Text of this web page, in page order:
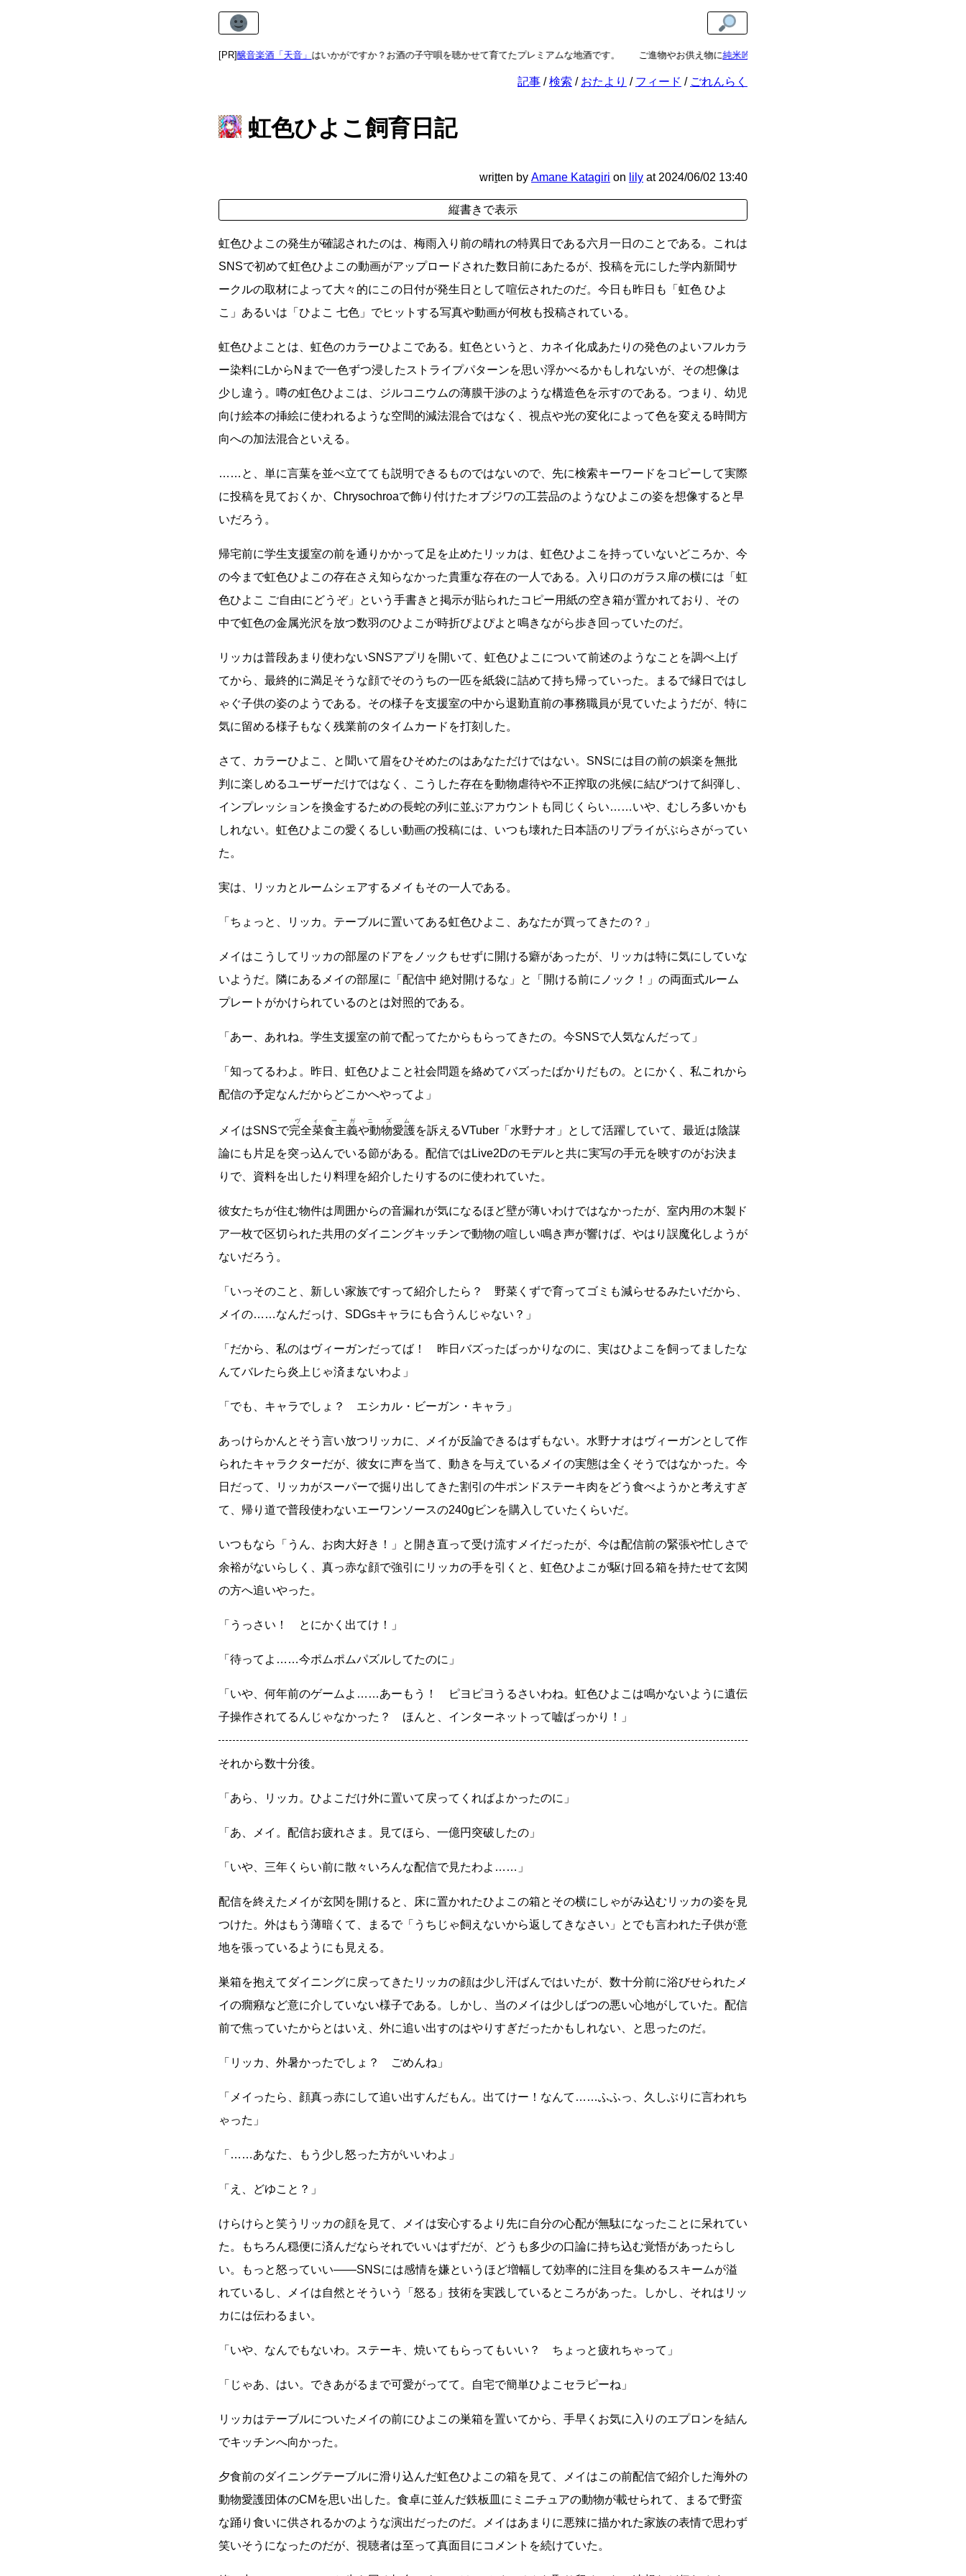
[PR]
純米吟醸音楽酒「天音」 はいかがですか？お酒の子守唄を聴かせて育てたプレミアムな地酒です。 ご進物やお供え物に純米吟醸音楽酒「天音」
記事 検索 おたより フィード ごれんらく
虹色ひよこ飼育日記
written by Amane Katagiri on lily at 2024/06/02 13:40
虹色ひよこの発生が確認されたのは、梅雨入り前の晴れの特異日である六月一日のことである。これは
SNSで初めて虹色ひよこの動画がアップロードされた数日前にあたるが、投稿を元にした学内新聞サ
ークルの取材によって大々的にこの日付が発生日として喧伝されたのだ。今日も昨日も「虹色 ひよ
こ」あるいは「ひよこ 七色」でヒットする写真や動画が何枚も投稿されている。
虹色ひよことは、虹色のカラーひよこである。虹色というと、カネイ化成あたりの発色のよいフルカラ
ー染料にLからNまで一色ずつ浸したストライプパターンを思い浮かべるかもしれないが、その想像は
少し違う。噂の虹色ひよこは、ジルコニウムの薄膜干渉のような構造色を示すのである。つまり、幼児
向け絵本の挿絵に使われるような空間的減法混合ではなく、視点や光の変化によって色を変える時間方
向への加法混合といえる。
…… と、単に言葉を並べ立てても説明できるものではないので、先に検索キーワードをコピーして実際
に投稿を見ておくか、 Chrysochroaで飾り付けたオブジワの工芸品のようなひよこの姿を想像すると早
いだろう。
帰宅前に学生支援室の前を通りかかって足を止めたリッカは、虹色ひよこを持っていないどころか、今
の今まで虹色ひよこの存在さえ知らなかった貴重な存在の一人である。入り口のガラス扉の横には「虹
色ひよこ ご自由にどうぞ」という手書きと掲示が貼られたコピー用紙の空き箱が置かれており、その
中で虹色の金属光沢を放つ数羽のひよこが時折ぴよぴよと鳴きながら歩き回っていたのだ。
リッカは普段あまり使わないSNSアプリを開いて、虹色ひよこについて前述のようなことを調べ上げ
てから、最終的に満足そうな顔でそのうちの一匹を紙袋に詰めて持ち帰っていった。まるで縁日ではし
ゃぐ子供の姿のようである。その様子を支援室の中から退勤直前の事務職員が見ていたようだが、特に
気に留める様子もなく残業前のタイムカードを打刻した。
さて、カラーひよこ、と聞いて眉をひそめたのはあなただけではない。SNSには目の前の娯楽を無批
判に楽しめるユーザーだけではなく、こうした存在を動物虐待や不正搾取の兆候に結びつけて糾弾し、
インプレッションを換金するための長蛇の列に並ぶアカウントも同じくらい……いや、むしろ多いかも
しれない。虹色ひよこの愛くるしい動画の投稿には、いつも壊れた日本語のリプライがぶらさがってい
た。
実は、リッカとルームシェアするメイもその一人である。
「ちょっと、リッカ。テーブルに置いてある虹色ひよこ、あなたが買ってきたの？」
メイはこうしてリッカの部屋のドアをノックもせずに開ける癖があったが、リッカは特に気にしていな
いようだ。隣にあるメイの部屋に「配信中 絶対開けるな」と「開ける前にノック！」の両面式ルーム
プレートがかけられているのとは対照的である。
「あー、あれね。学生支援室の前で配ってたからもらってきたの。今SNSで人気なんだって」
「知ってるわよ。昨日、虹色ひよこと社会問題を絡めてバズったばかりだもの。とにかく、私これから
配信の予定なんだからどこかへやってよ」
メイはSNSで完全菜食主義や動物愛護
ヴィーガニズム
を訴えるVTuber「水野ナオ」として活躍していて、最近は陰謀
論にも片足を突っ込んでいる節がある。配信ではLive2Dのモデルと共に実写の手元を映すのがお決ま
りで、資料を出したり料理を紹介したりするのに使われていた。
彼女たちが住む物件は周囲からの音漏れが気になるほど壁が薄いわけではなかったが、室内用の木製ド
ア一枚で区切られた共用のダイニングキッチンで動物の喧しい鳴き声が響けば、やはり誤魔化しようが
ないだろう。
「いっそのこと、新しい家族ですって紹介したら？ 野菜くずで育ってゴミも減らせるみたいだから、
メイの……なんだっけ、SDGsキャラにも合うんじゃない？」
「だから、私のはヴィーガンだってば！ 昨日バズったばっかりなのに、実はひよこを飼ってましたな
んてバレたら炎上じゃ済まないわよ」
「でも、キャラでしょ？ エシカル・ビーガン・キャラ」
あっけらかんとそう言い放つリッカに、メイが反論できるはずもない。水野ナオはヴィーガンとして作
られたキャラクターだが、彼女に声を当て、動きを与えているメイの実態は全くそうではなかった。今
日だって、リッカがスーパーで掘り出してきた割引の牛ポンドステーキ肉をどう食べようかと考えすぎ
て、帰り道で普段使わないエーワンソースの240gビンを購入していたくらいだ。
いつもなら「うん、お肉大好き！」と開き直って受け流すメイだったが、今は配信前の緊張や忙しさで
余裕がないらしく、真っ赤な顔で強引にリッカの手を引くと、虹色ひよこが駆け回る箱を持たせて玄関
の方へ追いやった。
「うっさい！ とにかく出てけ！」
「待ってよ ……今ポムポムパズルしてたのに」
「いや、何年前のゲームよ ……あーもう！ ピヨピヨうるさいわね。虹色ひよこは鳴かないように遺伝
子操作されてるんじゃなかった？ ほんと、インターネットって嘘ばっかり！」
それから数十分後。
「あら、リッカ。ひよこだけ外に置いて戻ってくればよかったのに」
「あ、メイ。配信お疲れさま。見てほら、一億円突破したの」
「いや、三年くらい前に散々いろんな配信で見たわよ …… 」
配信を終えたメイが玄関を開けると、床に置かれたひよこの箱とその横にしゃがみ込むリッカの姿を見
つけた。外はもう薄暗くて、まるで「うちじゃ飼えないから返してきなさい」とでも言われた子供が意
地を張っているようにも見える。
巣箱を抱えてダイニングに戻ってきたリッカの顔は少し汗ばんではいたが、数十分前に浴びせられたメ
イの癇癪など意に介していない様子である。しかし、当のメイは少しばつの悪い心地がしていた。配信
前で焦っていたからとはいえ、外に追い出すのはやりすぎだったかもしれない、と思ったのだ。
「リッカ、外暑かったでしょ？ ごめんね」
「メイったら、顔真っ赤にして追い出すんだもん。出てけー！なんて ……ふふっ、久しぶりに言われち
ゃった」
「 ……あなた、もう少し怒った方がいいわよ」
「え、どゆこと？」
けらけらと笑うリッカの顔を見て、メイは安心するより先に自分の心配が無駄になったことに呆れてい
た。もちろん穏便に済んだならそれでいいはずだが、どうも多少の口論に持ち込む覚悟があったらし
い。もっと怒っていい――SNSには感情を嫌というほど増幅して効率的に注目を集めるスキームが溢
れているし、メイは自然とそういう「怒る」技術を実践しているところがあった。しかし、それはリッ
カには伝わるまい。
「いや、なんでもないわ。ステーキ、焼いてもらってもいい？ ちょっと疲れちゃって」
「じゃあ、はい。できあがるまで可愛がってて。自宅で簡単ひよこセラピーね」
リッカはテーブルについたメイの前にひよこの巣箱を置いてから、手早くお気に入りのエプロンを結ん
でキッチンへ向かった。
夕食前のダイニングテーブルに滑り込んだ虹色ひよこの箱を見て、メイはこの前配信で紹介した海外の
動物愛護団体のCMを思い出した。食卓に並んだ鉄板皿にミニチュアの動物が載せられて、まるで野蛮
な踊り食いに供されるかのような演出だったのだ。メイはあまりに悪辣に描かれた家族の表情で思わず
笑いそうになったのだが、視聴者は至って真面目にコメントを続けていた。